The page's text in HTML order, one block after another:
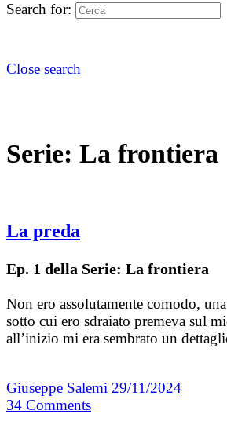
Search for:
Close search
Serie: La frontiera
La preda
Ep. 1 della Serie: La frontiera
Non ero assolutamente comodo,
sotto cui ero sdraiato premeva sul
all’inizio mi era sembrato un
Giuseppe Salemi 29/11/2024
34 Comments